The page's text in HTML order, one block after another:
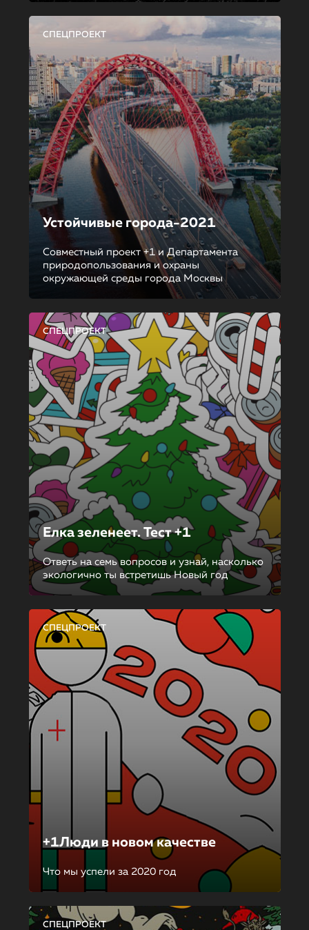
СПЕЦПРОЕКТ
Устойчивые города-2021
Совместный проект +1 и Департамента
природопользования и охраны
окружающей среды города Москвы
СПЕЦПРОЕКТ
Елка зеленеет. Тест +1
Ответь на семь вопросов и узнай, насколько
экологично ты встретишь Новый год
СПЕЦПРОЕКТ
+1Люди в новом качестве
Что мы успели за 2020 год
СПЕЦПРОЕКТ